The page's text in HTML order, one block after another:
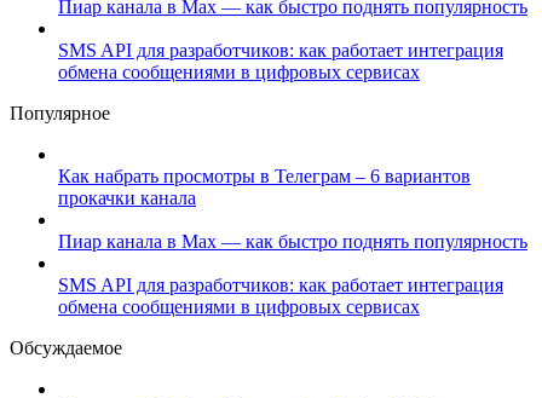
Пиар канала в Max — как быстро поднять популярность
SMS API для разработчиков: как работает интеграция
обмена сообщениями в цифровых сервисах
Популярное
Как набрать просмотры в Телеграм – 6 вариантов
прокачки канала
Пиар канала в Max — как быстро поднять популярность
SMS API для разработчиков: как работает интеграция
обмена сообщениями в цифровых сервисах
Обсуждаемое